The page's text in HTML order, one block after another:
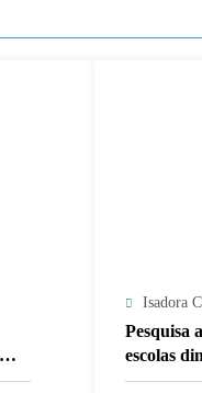
Isadora
Pesquisa
escolas